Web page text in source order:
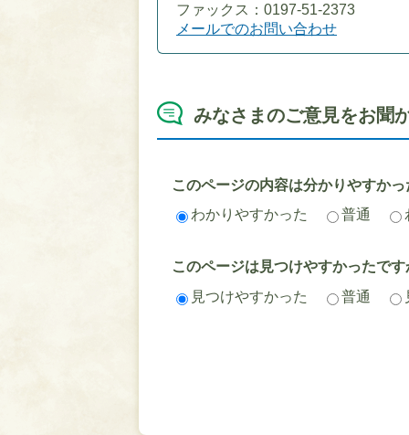
ファックス：0197-51-2373
メールでのお問い合わせ
みなさまのご意見をお聞
このページの内容は分かりやすか
わかりやすかった
普通
このページは見つけやすかったです
見つけやすかった
普通